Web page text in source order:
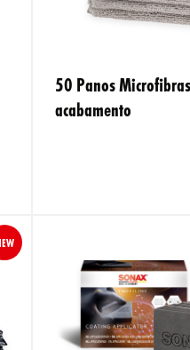
50 Panos
acabamento